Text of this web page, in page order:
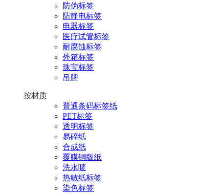
防伪标签
防静电标签
电器标签
医疗试管标签
耐腐蚀标签
外箱标签
珠宝标签
吊牌
按材质
普通条码标签纸
PET标签
透明标签
易碎纸
合成纸
覆膜铜版纸
洗水唛
热敏纸标签
染色标签